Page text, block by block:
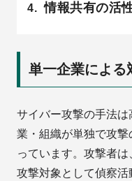
情報共有の活
単一企業による
サイバー攻撃の手法
業・組織が単独で攻
っています。攻撃者
攻撃対象として偵察